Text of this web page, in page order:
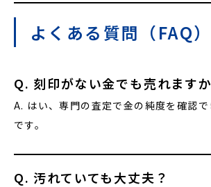
よくある質問（FAQ）
Q. 刻印がない金でも売れます
A. はい、専門の査定で金の純度を確認
です。
Q. 汚れていても大丈夫？